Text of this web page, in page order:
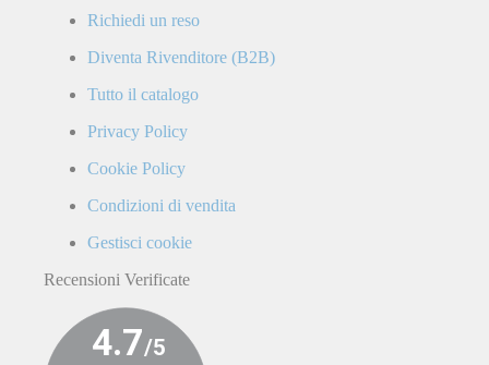
Richiedi un reso
Diventa Rivenditore (B2B)
Tutto il catalogo
Privacy Policy
Cookie Policy
Condizioni di vendita
Gestisci cookie
Recensioni Verificate